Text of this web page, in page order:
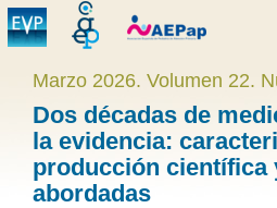
Marzo 2026. Volumen 22.
Dos décadas de
la evidencia:
producción científica
abordadas